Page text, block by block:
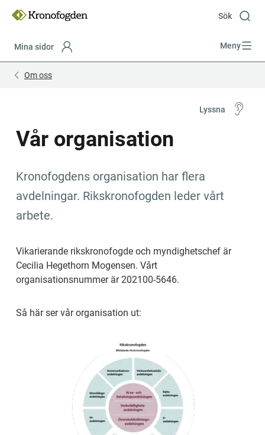
innehåll
Sök
Mina sidor Meny
Om oss
Lyssna
Vår organisation
Kronofogdens organisation har flera
avdelningar. Rikskronofogden leder vårt
arbete.
Vikarierande rikskronofogde och myndighetschef är
Cecilia Hegethorn Mogensen. Vårt
organisationsnummer är 202­100-5646.
Så här ser vår organisation ut:
start
end